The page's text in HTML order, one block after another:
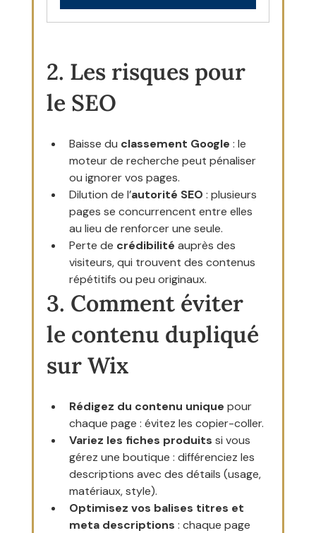
2. Les risques pour
le SEO
Baisse du classement Google : le
moteur de recherche peut pénaliser
ou ignorer vos pages.
Dilution de l’autorité SEO : plusieurs
pages se concurrencent entre elles
au lieu de renforcer une seule.
Perte de crédibilité auprès des
visiteurs, qui trouvent des contenus
répétitifs ou peu originaux.
3. Comment éviter
le contenu dupliqué
sur Wix
Rédigez du contenu unique pour
chaque page : évitez les copier-coller.
Variez les fiches produits si vous
gérez une boutique : différenciez les
descriptions avec des détails (usage,
matériaux, style).
Optimisez vos balises titres et
meta descriptions : chaque page